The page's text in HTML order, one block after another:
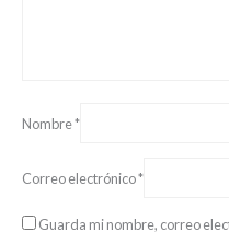
Nombre*
Correo electrónico*
Guarda mi nombre, correo